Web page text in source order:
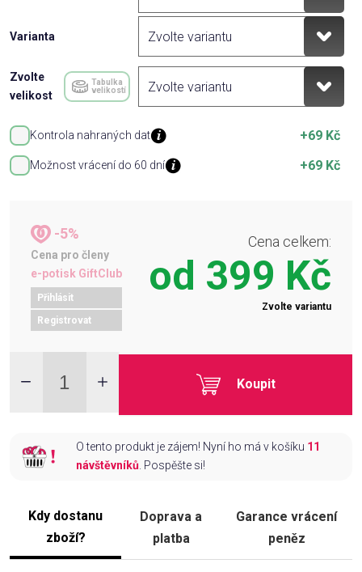
Varianta
Zvolte
velikost
Tabulka
velikostí
Kontrola nahraných dat +69 Kč
Možnost vrácení do 60 dní +69 Kč
-5%
Cena pro členy
e-potisk GiftClub
Přihlásit
Registrovat
Cena celkem:
od 399 Kč
Zvolte variantu
Koupit
O tento produkt je zájem! Nyní ho má v košíku 11
návštěvníků. Pospěšte si!
Kdy dostanu
zboží?
Doprava a
platba
Garance vrácení
peněz